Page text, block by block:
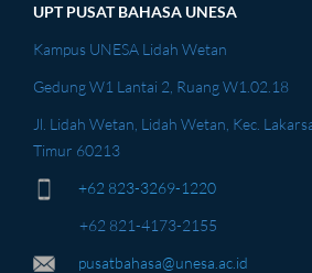
UPT PUSAT BAHASA UNESA
Kampus UNESA Lidah Wetan
Gedung W1 Lantai 2, Ruang W1.02.18
Jl. Lidah Wetan, Lidah Wetan, Kec.
Timur 60213
+62 823-3269-1220
+62 821-4173-2155
pusatbahasa@unesa.ac.id